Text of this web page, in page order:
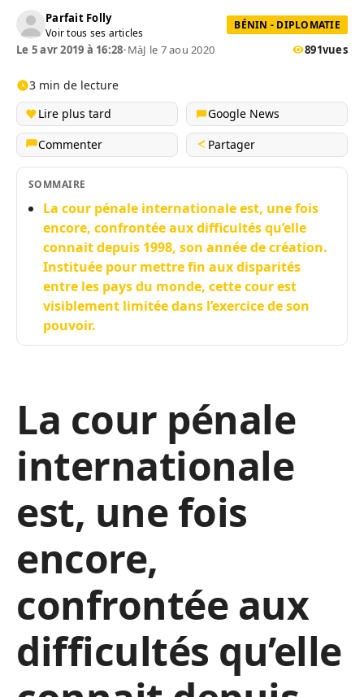
Parfait Folly
Voir tous ses articles
BÉNIN - DIPLOMATIE
Le 5 avr 2019 à 16:28•MàJ le 7 aou 2020 891vues
3 min de lecture
Lire plus tard
Google News
Commenter
Partager
SOMMAIRE
La cour pénale internationale est, une fois
encore, confrontée aux difficultés qu’elle
connait depuis 1998, son année de création.
Instituée pour mettre fin aux disparités
entre les pays du monde, cette cour est
visiblement limitée dans l’exercice de son
pouvoir.
La cour pénale
internationale
est, une fois
encore,
confrontée aux
difficultés qu’elle